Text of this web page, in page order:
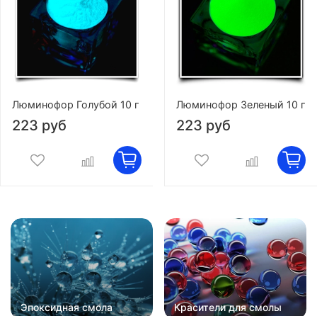
Люминофор Голубой 10 г
223 руб
Люминофор Зеленый 10 г
223 руб
Эпоксидная смола Красители для смолы